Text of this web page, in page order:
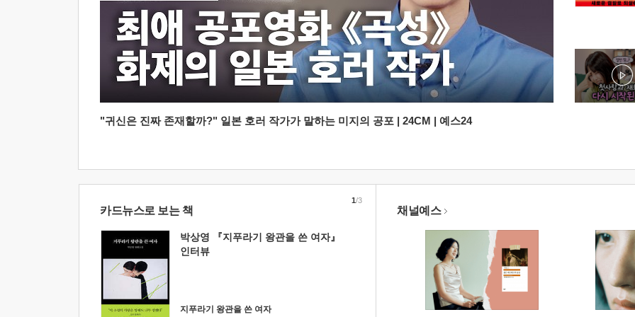
"귀신은 진짜 존재할까?" 일본 호러 작가가 말하는 미지의 공포 | 24CM | 예스24
카드뉴스로 보는 책
박상영 『지푸라기 왕관을 쓴 여자』
인터뷰
지푸라기 왕관을 쓴 여자
1/3
채널예스